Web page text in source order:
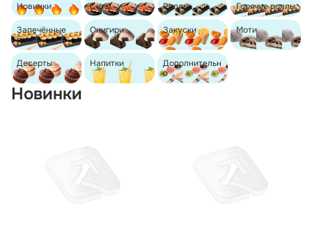
Новинки Сеты Роллы Горячие роллы
Запечённые
роллы
Онигири Закуски Моти
Десерты Напитки
Дополнительн
о
Новинки